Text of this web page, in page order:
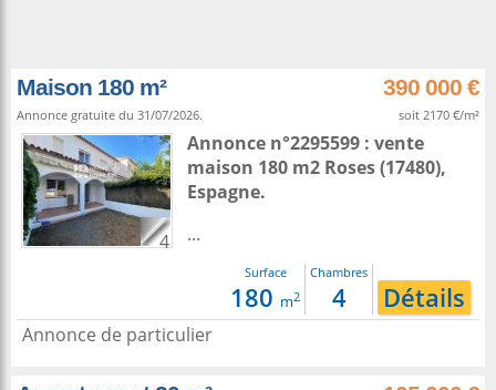
Maison 180 m² 390 000 €
Annonce gratuite du 31/07/2026. soit 2170 €/m²
4
Annonce n°2295599 : vente
maison 180 m2 Roses(17480),
Espagne.
...
Surface
180 m2
Chambres
4 Détails
Annonce de particulier